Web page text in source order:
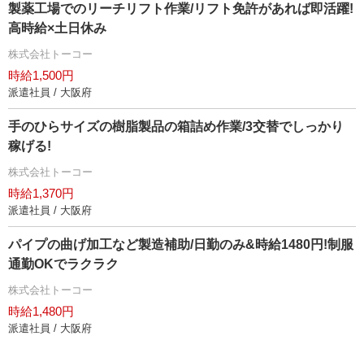
製薬工場でのリーチリフト作業/リフト免許があれば即活躍!
高時給×土日休み
株式会社トーコー
時給1,500円
派遣社員 / 大阪府
手のひらサイズの樹脂製品の箱詰め作業/3交替でしっかり
稼げる!
株式会社トーコー
時給1,370円
派遣社員 / 大阪府
パイプの曲げ加工など製造補助/日勤のみ&時給1480円!制服
通勤OKでラクラク
株式会社トーコー
時給1,480円
派遣社員 / 大阪府